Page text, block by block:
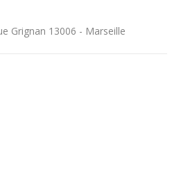
Grignan 13006 - Marseille